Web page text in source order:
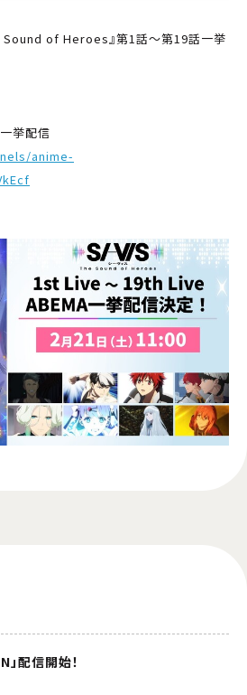
Sound of Heroes』第1話～第19話一挙
挙配信
anime-
配信開始！